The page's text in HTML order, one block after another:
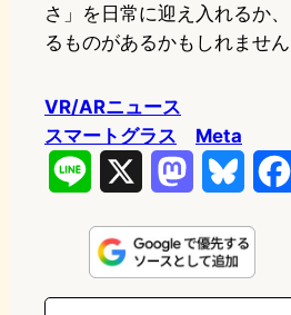
さ」を日常に迎え入れるか
るものがあるかもしれません
VR/ARニュース
スマートグラス
Meta
n
e
s
t
u
e